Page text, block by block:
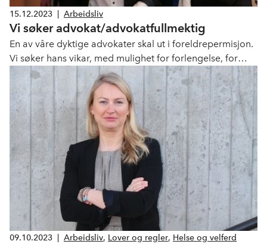
15.12.2023 Arbeidsliv
Vi søker advokat/advokatfullmektig
En av våre dyktige advokater skal ut i foreldrepermisjon.
Vi søker hans vikar, med mulighet for forlengelse, for
umiddelbar tiltredelse. Vikariatet varer i alle fall frem til
februar 2025. Vi ønsker du har noen års arbeidserfaring,
med bakgrunn innenfor arbeidsrettslig bistand.
09.10.2023 Arbeidsliv, Lover og regler, Helse og velferd